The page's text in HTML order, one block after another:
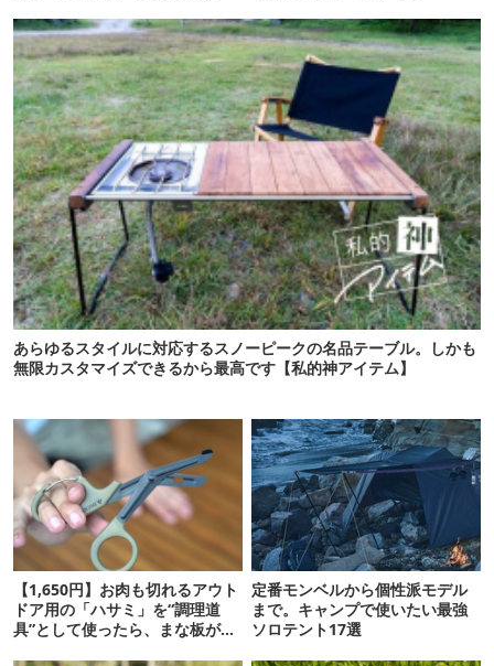
あらゆるスタイルに対応するスノーピークの名品テーブル。しかも
無限カスタマイズできるから最高です【私的神アイテム】
【1,650円】お肉も切れるアウト
ドア用の「ハサミ」を“調理道
具”として使ったら、まな板が不
定番モンベルから個性派モデル
まで。キャンプで使いたい最強
ソロテント17選